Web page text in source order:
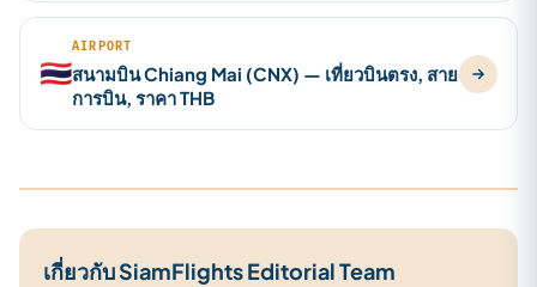
🇹🇭
AIRPORT
สนามบิน Chiang Mai (CNX) — เที่ยวบินตรง, สาย
การบิน, ราคา THB
เกี่ยวกับ SiamFlights Editorial Team